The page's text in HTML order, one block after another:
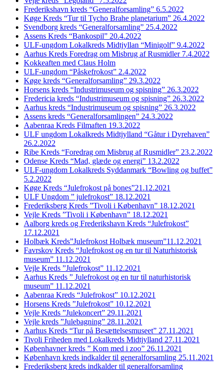
Frederikshavn kreds “Generalforsamling” 6.5.2022
Køge Kreds “Tur til Tycho Brahe planetarium” 26.4.2022
Svendborg kreds “Generalforsamling” 25.4.2022
Assens Kreds “Bankospil” 20.4.2022
ULF-ungdom Lokalkreds Midtjyllan “Minigolf” 9.4.2022
Aarhus Kreds Foredrag om Misbrug af Rusmidler 7.4.2022
Kokkeaften med Claus Holm
ULF-ungdom “Påskefrokost” 2.4.2022
Køge kreds “Generalforsamling” 29.3.2022
Horsens kreds “Industrimuseum og spisning” 26.3.2022
Fredericia kreds “Industrimuseum og spisning” 26.3.2022
Aarhus kreds “Industrimuseum og spisning” 26.3.2022
Assens kreds “Generalforsamlingen” 24.3.2022
Aabenraa Kreds Filmaften 19.3.2022
ULF ungdom Lokalkreds Midtjylland “Gåtur i Dyrehaven”
26.2.2022
Ribe Kreds “Foredrag om Misbrug af Rusmidler” 23.2.2022
Odense Kreds “Mad, glæde og energi” 13.2.2022
ULF-ungdom Lokalkreds Syddanmark “Bowling og buffet”
5.2.2022
Køge Kreds “Julefrokost på bones”21.12.2021
ULF Ungdom ” julefrokost” 18.12.2021
Frederiksberg Kreds ”Tivoli i København” 18.12.2021
Vejle Kreds ”Tivoli i København” 18.12.2021
Aalborg kreds og Frederikshavn Kreds “Julefrokost”
17.12.2021
Holbæk Kreds”Julefrokost Holbæk museum”11.12.2021
Favrskov Kreds “Julefrokost og en tur til Naturhistorisk
museum” 11.12.2021
Vejle Kreds ”Julefrokost” 11.12.2021
Aarhus Kreds ” Julefrokost og en tur til naturhistorisk
museum” 11.12.2021
Aabenraa Kreds “Julefrokost” 10.12.2021
Horsens Kreds ”Julefrokost” 10.12.2021
Vejle Kreds ”Julekoncert” 29.11.2021
Vejle kreds ”Julebagning” 28.11.2021
Aarhus Kreds “Tur på Besættelsesmuseet” 27.11.2021
Tivoli Friheden med Lokalkreds Midtjylland 27.11.2021
Københavner kreds ” Kom med i zoo” 26.11.2021
København kreds indkalder til generalforsamling 25.11.2021
Frederiksberg kreds indkalder til generalforsamling